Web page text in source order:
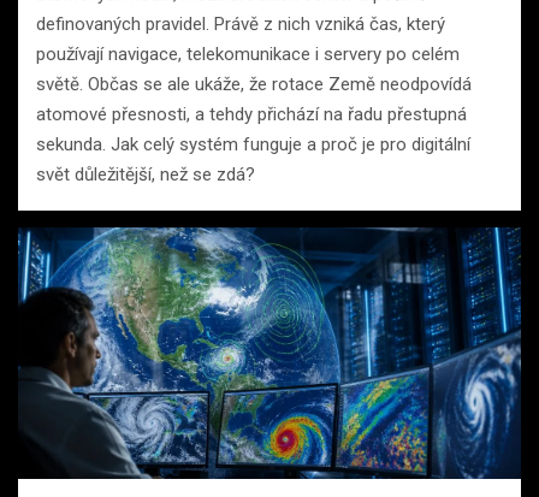
definovaných pravidel. Právě z nich vzniká čas, který
používají navigace, telekomunikace i servery po celém
světě. Občas se ale ukáže, že rotace Země neodpovídá
atomové přesnosti, a tehdy přichází na řadu přestupná
sekunda. Jak celý systém funguje a proč je pro digitální
svět důležitější, než se zdá?